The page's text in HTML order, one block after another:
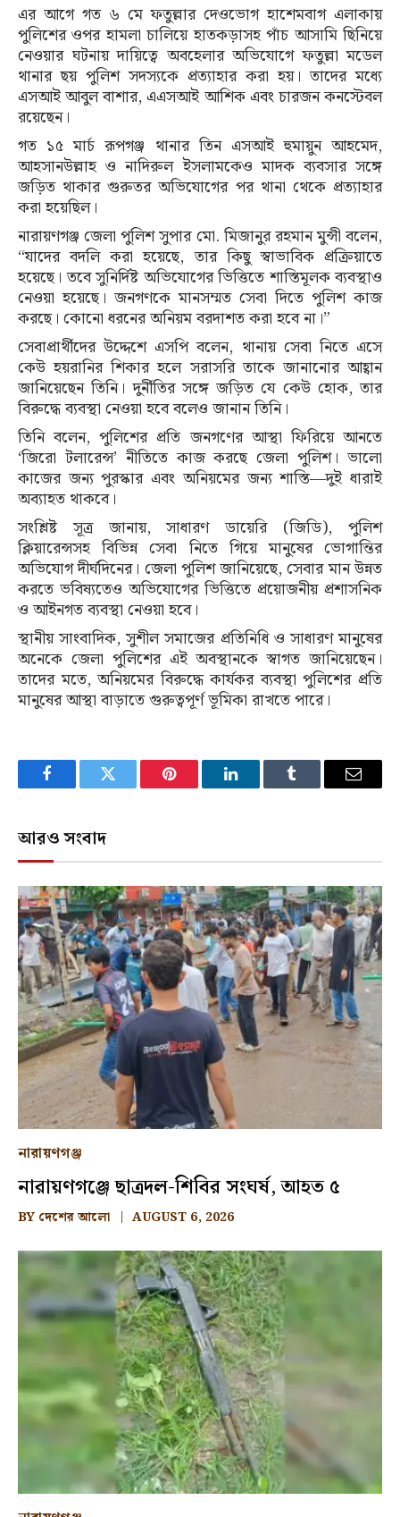
এর আগে গত ৬ মে ফতুল্লার দেওভোগ হাশেমবাগ এলাকায়
পুলিশের ওপর হামলা চালিয়ে হাতকড়াসহ পাঁচ আসামি ছিনিয়ে
নেওয়ার ঘটনায় দায়িত্বে অবহেলার অভিযোগে ফতুল্লা মডেল
থানার ছয় পুলিশ সদস্যকে প্রত্যাহার করা হয়। তাদের মধ্যে
এসআই আবুল বাশার, এএসআই আশিক এবং চারজন কনস্টেবল
রয়েছেন।
গত ১৫ মার্চ রূপগঞ্জ থানার তিন এসআই হুমায়ুন আহমেদ,
আহসানউল্লাহ ও নাদিরুল ইসলামকেও মাদক ব্যবসার সঙ্গে
জড়িত থাকার গুরুতর অভিযোগের পর থানা থেকে প্রত্যাহার
করা হয়েছিল।
নারায়ণগঞ্জ জেলা পুলিশ সুপার মো. মিজানুর রহমান মুন্সী বলেন,
“যাদের বদলি করা হয়েছে, তার কিছু স্বাভাবিক প্রক্রিয়াতে
হয়েছে। তবে সুনির্দিষ্ট অভিযোগের ভিত্তিতে শাস্তিমূলক ব্যবস্থাও
নেওয়া হয়েছে। জনগণকে মানসম্মত সেবা দিতে পুলিশ কাজ
করছে। কোনো ধরনের অনিয়ম বরদাশত করা হবে না।”
সেবাপ্রার্থীদের উদ্দেশে এসপি বলেন, থানায় সেবা নিতে এসে
কেউ হয়রানির শিকার হলে সরাসরি তাকে জানানোর আহ্বান
জানিয়েছেন তিনি। দুর্নীতির সঙ্গে জড়িত যে কেউ হোক, তার
বিরুদ্ধে ব্যবস্থা নেওয়া হবে বলেও জানান তিনি।
তিনি বলেন, পুলিশের প্রতি জনগণের আস্থা ফিরিয়ে আনতে
‘জিরো টলারেন্স’ নীতিতে কাজ করছে জেলা পুলিশ। ভালো
কাজের জন্য পুরস্কার এবং অনিয়মের জন্য শাস্তি—দুই ধারাই
অব্যাহত থাকবে।
সংশ্লিষ্ট সূত্র জানায়, সাধারণ ডায়েরি (জিডি), পুলিশ
ক্লিয়ারেন্সসহ বিভিন্ন সেবা নিতে গিয়ে মানুষের ভোগান্তির
অভিযোগ দীর্ঘদিনের। জেলা পুলিশ জানিয়েছে, সেবার মান উন্নত
করতে ভবিষ্যতেও অভিযোগের ভিত্তিতে প্রয়োজনীয় প্রশাসনিক
ও আইনগত ব্যবস্থা নেওয়া হবে।
স্থানীয় সাংবাদিক, সুশীল সমাজের প্রতিনিধি ও সাধারণ মানুষের
অনেকে জেলা পুলিশের এই অবস্থানকে স্বাগত জানিয়েছেন।
তাদের মতে, অনিয়মের বিরুদ্ধে কার্যকর ব্যবস্থা পুলিশের প্রতি
মানুষের আস্থা বাড়াতে গুরুত্বপূর্ণ ভূমিকা রাখতে পারে।
FacebookTwitter Pinterest LinkedInTumblr Email
আরও সংবাদ
নারায়ণগঞ্জ
নারায়ণগঞ্জে ছাত্রদল-শিবির সংঘর্ষ, আহত ৫
BY দেশের আলো AUGUST 6, 2026